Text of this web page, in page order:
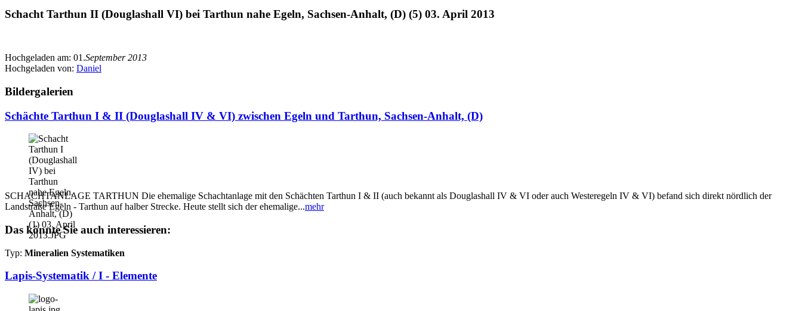
Schacht Tarthun II (Douglashall VI) bei Tarthun nahe Egeln, Sachsen-Anhalt, (D) (5) 03. April 2013
Hochgeladen am: 01.September 2013
Hochgeladen von: Daniel
Bildergalerien
Schächte Tarthun I & II (Douglashall IV & VI) zwischen Egeln und Tarthun, Sachsen-Anhalt, (D)
SCHACHTANLAGE TARTHUN Die ehemalige Schachtanlage mit den Schächten Tarthun I & II (auch bekannt als Douglashall IV & VI oder auch Westeregeln IV & VI) befand sich direkt nördlich der
Landstraße Egeln - Tarthun auf halber Strecke. Heute stellt sich der ehemalige...mehr
Das könnte Sie auch interessieren:
Typ: Mineralien Systematiken
Lapis-Systematik / I - Elemente